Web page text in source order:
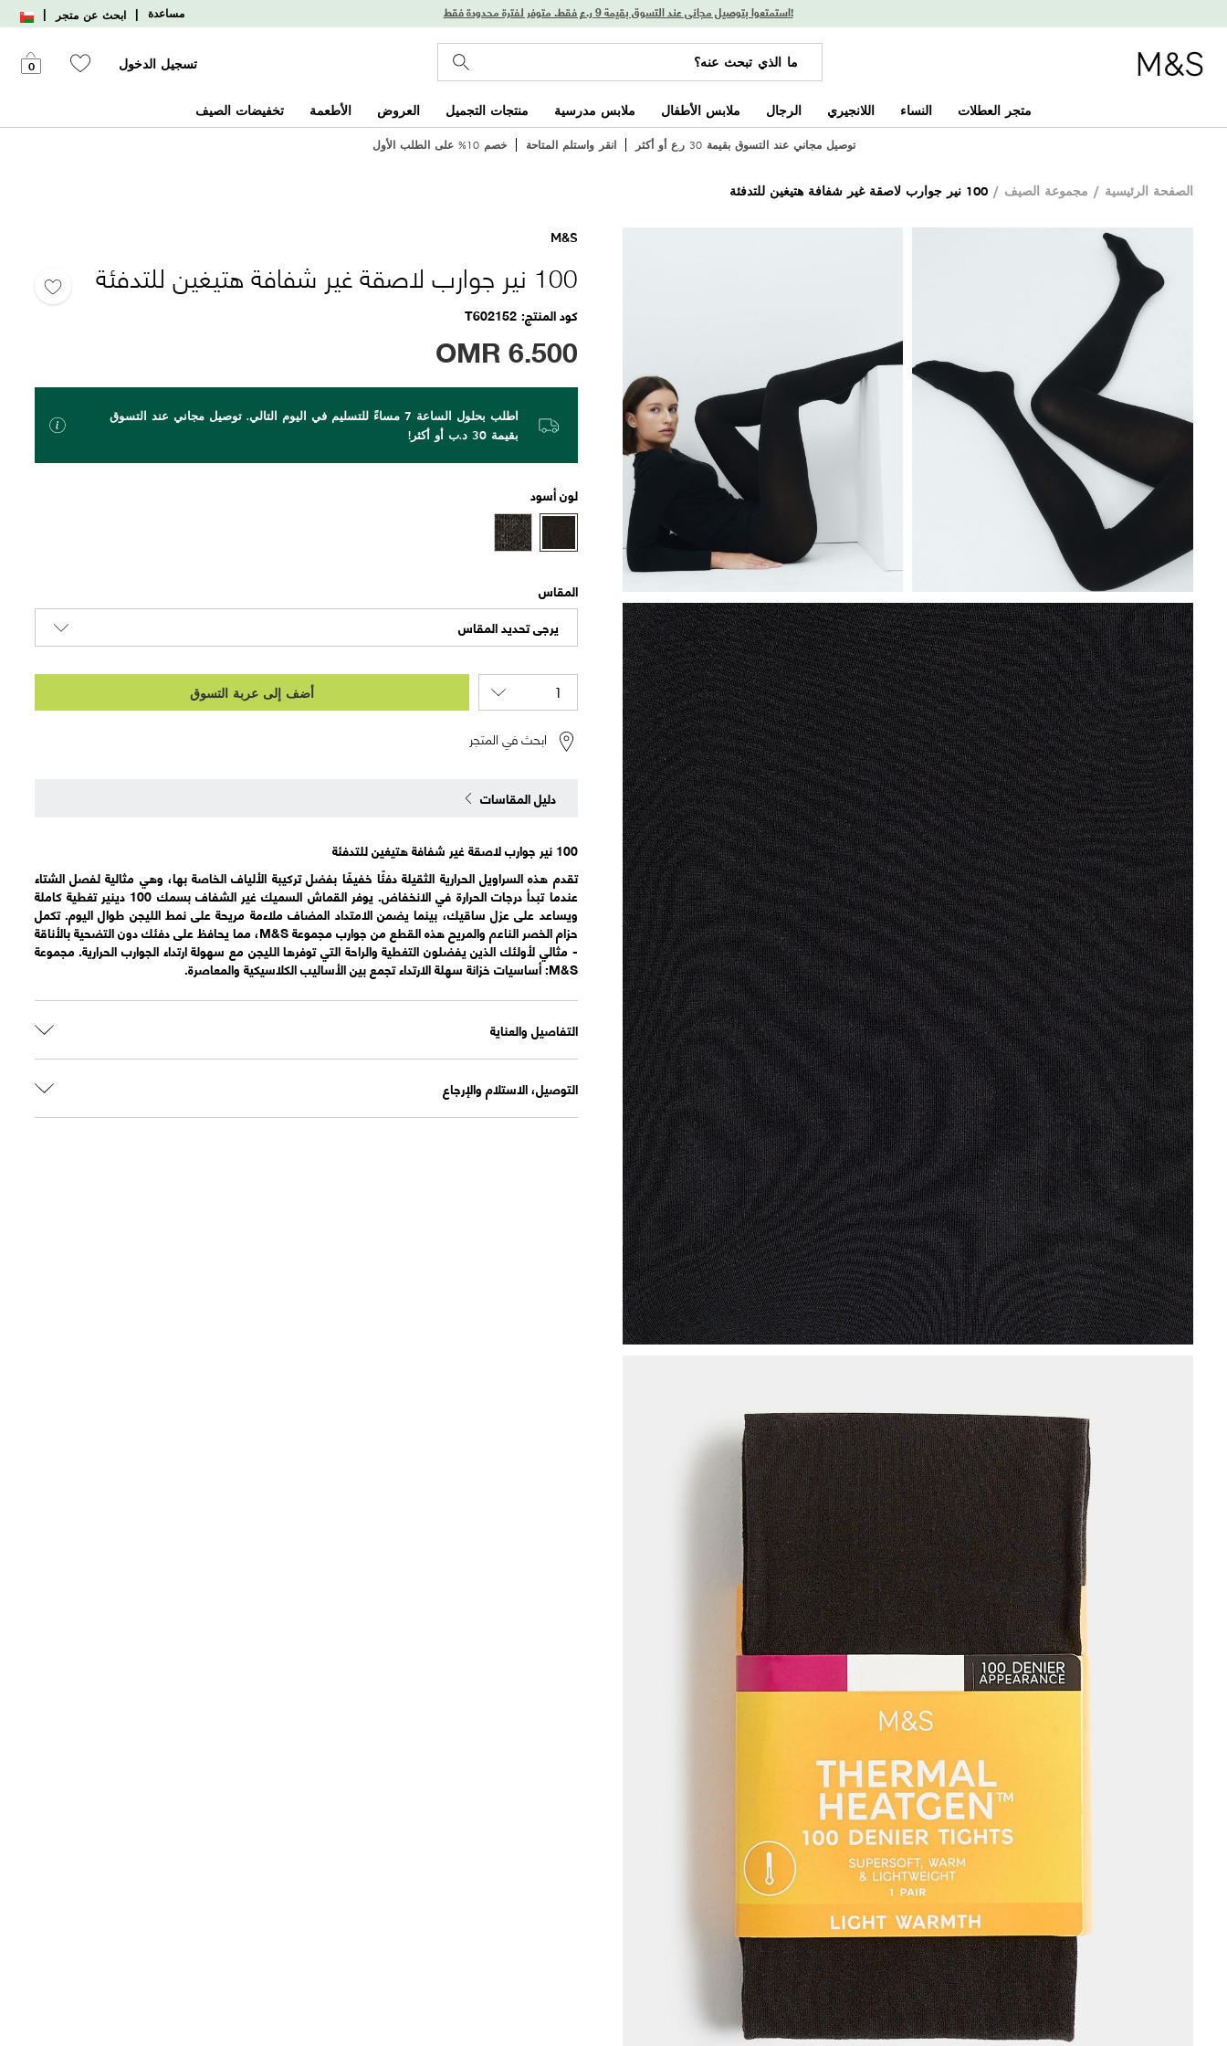
استمتعوا بتوصيل مجاني عند التسوق بقيمة 9 ر.ع فقط. متوفر لفترة محدودة فقط! مساعدة | ابحث عن متجر |
تسجيل الدخول 0
متجر العطلات النساء اللانجيري الرجال ملابس الأطفال ملابس مدرسية منتجات التجميل العروض الأطعمة تخفيضات الصيف
توصيل مجاني عند التسوق بقيمة 30 ر.ع أو أكثر انقر واستلم المتاحة خصم 10% على الطلب الأول
الصفحة الرئيسية / مجموعة الصيف / 100 نير جوارب لاصقة غير شفافة هتيغين للتدفئة
M&S
100 نير جوارب لاصقة غير شفافة هتيغين للتدفئة
كود المنتج T602152
OMR6.500
اطلب بحلول الساعة 7 مساءً للتسليم في اليوم التالي. توصيل مجاني عند التسوق
بقيمة 30 د.ب أو أكثر!
لونأسود
المقاس
يرجى تحديد المقاس
أضف إلى عربة التسوق
ابحث في المتجر
دليل المقاسات
100 نير جوارب لاصقة غير شفافة هتيغين للتدفئة
تقدم هذه السراويل الحرارية الثقيلة دفئًا خفيفًا بفضل تركيبة الألياف الخاصة بها، وهي مثالية لفصل الشتاء
عندما تبدأ درجات الحرارة في الانخفاض. يوفر القماش السميك غير الشفاف بسمك 100 دينير تغطية كاملة
ويساعد على عزل ساقيك، بينما يضمن الامتداد المضاف ملاءمة مريحة على نمط الليجن طوال اليوم. تكمل
حزام الخصر الناعم والمريح هذه القطع من جوارب مجموعة M&S، مما يحافظ على دفئك دون التضحية بالأناقة
- مثالي لأولئك الذين يفضلون التغطية والراحة التي توفرها الليجن مع سهولة ارتداء الجوارب الحرارية. مجموعة
M&S: أساسيات خزانة سهلة الارتداء تجمع بين الأساليب الكلاسيكية والمعاصرة.
التفاصيل والعناية
التوصيل، الاستلام والإرجاع